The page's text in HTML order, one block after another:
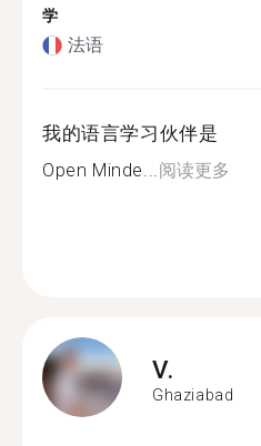
学
法语
我的语言学习伙伴是
Open Minde...阅读更多
V.
Ghaziabad